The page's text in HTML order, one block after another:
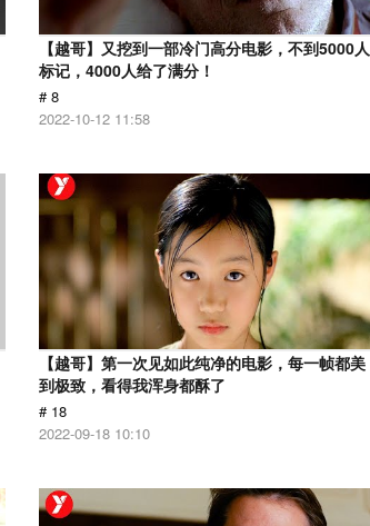
【越哥】又挖到一部冷门高分电影，不到5000人
标记，4000人给了满分！
# 8
2022-10-12 11:58
【越哥】第一次见如此纯净的电影，每一帧都美
到极致，看得我浑身都酥了
# 18
2022-09-18 10:10